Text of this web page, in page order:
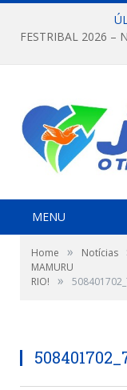
MENU
Home » Notícias
MAMURU
RIO!
»